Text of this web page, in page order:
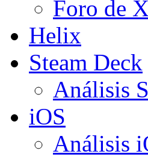
Foro de
Helix
Steam Deck
Análisis
iOS
Análisis